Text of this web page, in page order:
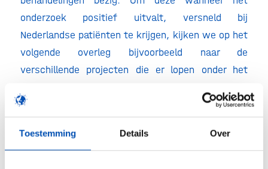
Toestemming Details Over
onderzoek positief uitvalt, versneld bij
Nederlandse patiënten te krijgen, kijken we op het
volgende overleg bijvoorbeeld naar de
verschillende projecten die er lopen onder het
bespreken we hoe het ministerie daarin verdere
ondersteuning kan bieden of bijdragen. Hierover
adviseren wij het ministerie.”